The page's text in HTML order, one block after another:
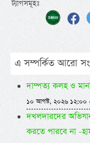
ট্যাগসমূহঃ
এ সম্পর্কিত আরো
দাম্পত্য কলহ ও
১০ আগস্ট, ২০২৬ ১২:০০
দখলদারদের
করতে পারবে না -